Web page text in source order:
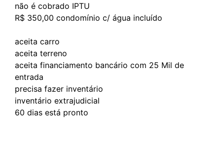
não é cobrado IPTU
R$ 350,00 condomínio c/ água incluído
aceita carro
aceita terreno
aceita financiamento bancário com 25 Mil de
entrada
precisa fazer inventário
inventário extrajudicial